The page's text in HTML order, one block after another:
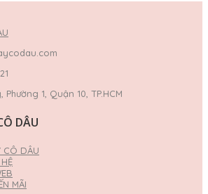
1, Quận 10, TP.HCM
DÂU
CÔ DÂU
MÃI